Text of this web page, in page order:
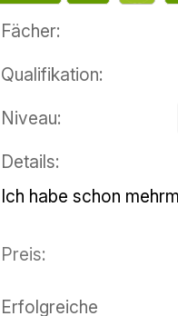
Fächer:
Qualifikation:
Niveau:
Details:
Ich habe schon
Preis:
Erfolgreiche